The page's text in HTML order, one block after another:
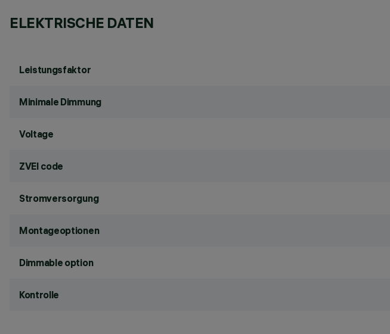
ELEKTRISCHE DATEN
Leistungsfaktor
Minimale Dimmung
Voltage
ZVEI code
Stromversorgung
Montageoptionen
Dimmable option
Kontrolle